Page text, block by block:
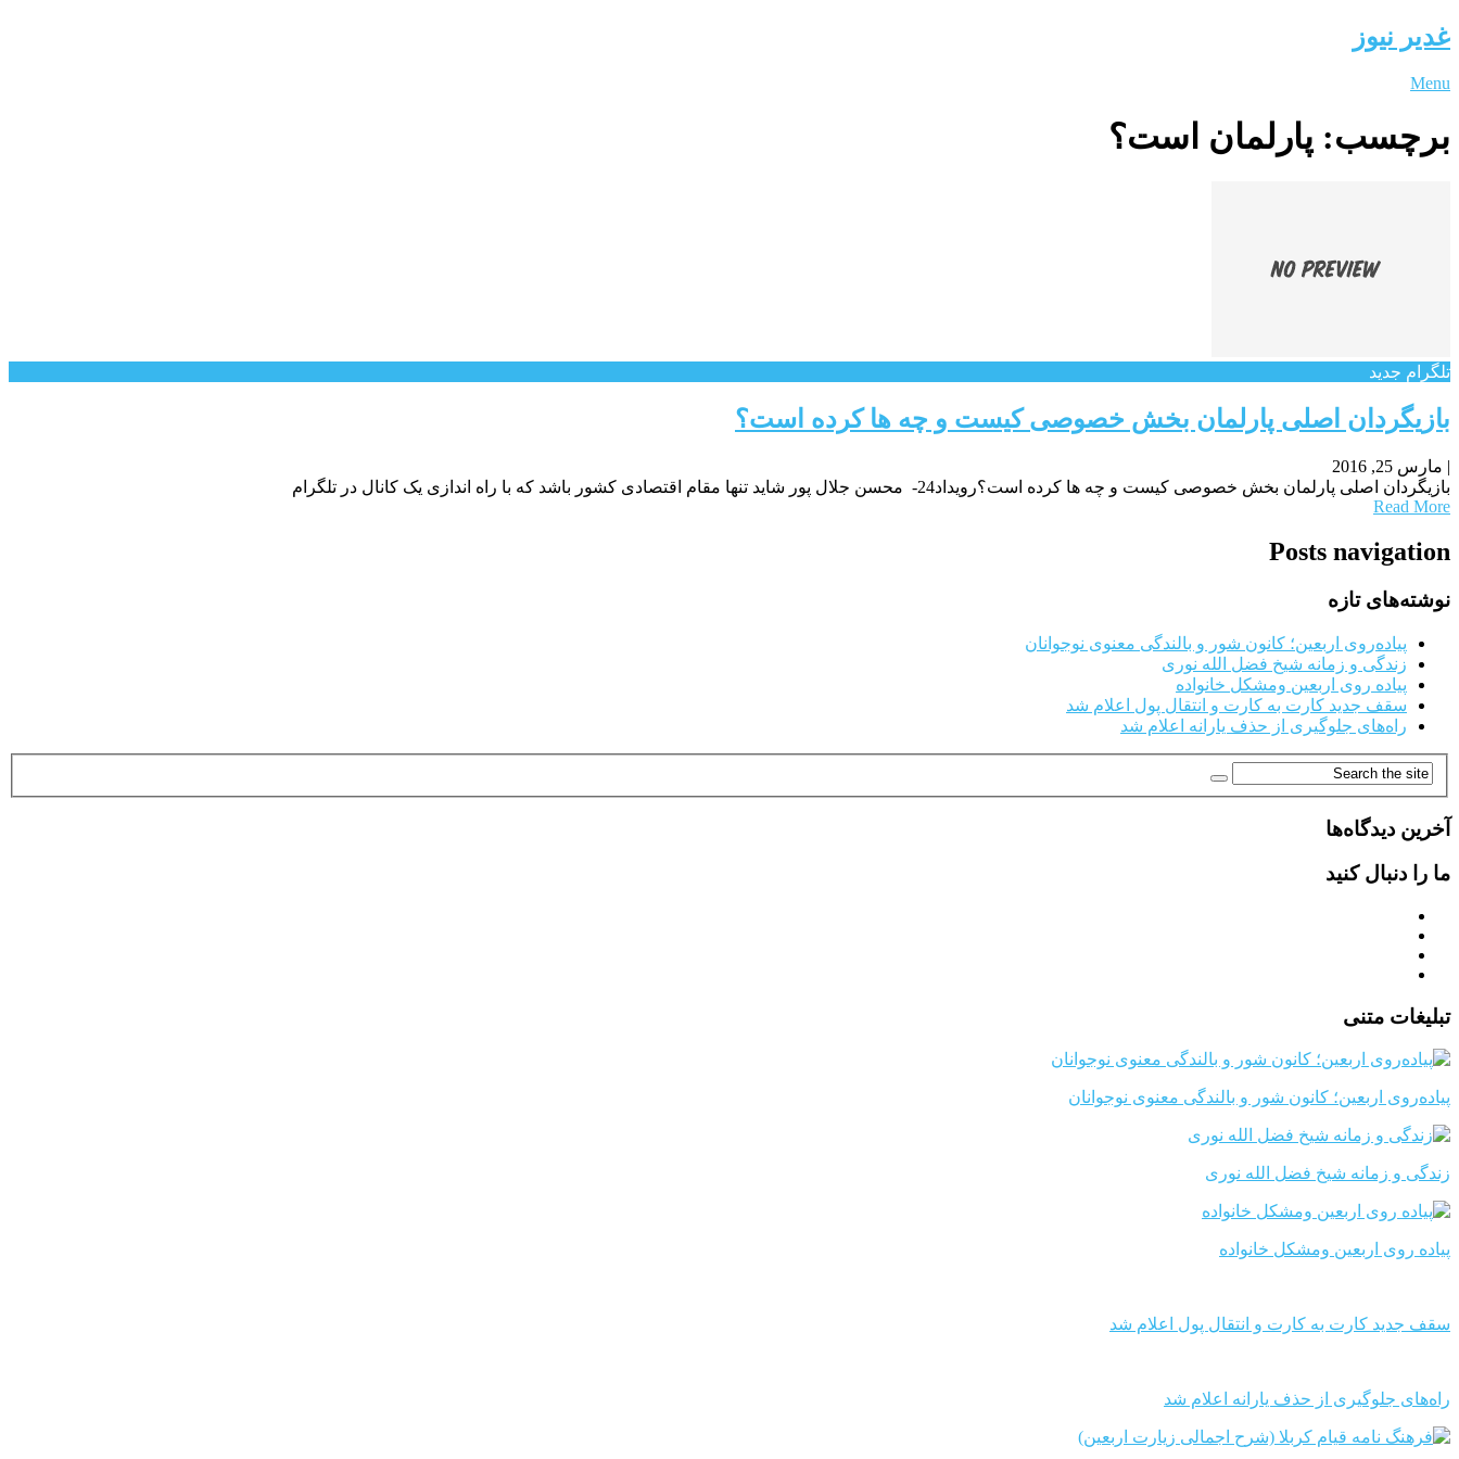
غدیر نیوز
Menu
برچسب: پارلمان است؟
تلگرام جدید
بازیگردان اصلی پارلمان بخش خصوصی کیست و چه ها کرده است؟
| مارس 25, 2016
بازیگردان اصلی پارلمان بخش خصوصی کیست و چه ها کرده است؟رویداد24- محسن جلال پور شاید تنها مقام اقتصادی کشور باشد که با راه اندازی یک کانال در تلگرام
Read More
Posts navigation
نوشته‌های تازه
پیاده‌روی اربعین؛ کانون شور و بالندگی معنوی نوجوانان
زندگی و زمانه شیخ فضل الله نوری
پیاده روی اربعین ومشکل خانواده
سقف جدید کارت به کارت و انتقال پول اعلام شد
راه‌های جلوگیری از حذف یارانه اعلام شد
آخرین دیدگاه‌ها
ما را دنبال کنید
تبلیغات متنی
پیاده‌روی اربعین؛ کانون شور و بالندگی معنوی نوجوانان
زندگی و زمانه شیخ فضل الله نوری
پیاده روی اربعین ومشکل خانواده
سقف جدید کارت به کارت و انتقال پول اعلام شد
راه‌های جلوگیری از حذف یارانه اعلام شد